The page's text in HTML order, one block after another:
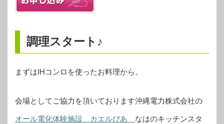
調理スタート♪
まずはIHコンロを使ったお料理から。
会場としてご協力を頂いております沖縄電力株式会社の
オール電化体験施設 カエルぴあ なはのキッチンスタ